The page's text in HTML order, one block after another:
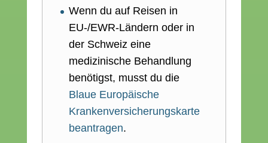
Wenn du auf Reisen in
EU-/EWR-Ländern oder in
der Schweiz eine
medizinische Behandlung
benötigst, musst du die
Blaue Europäische
Krankenversicherungskarte
beantragen.